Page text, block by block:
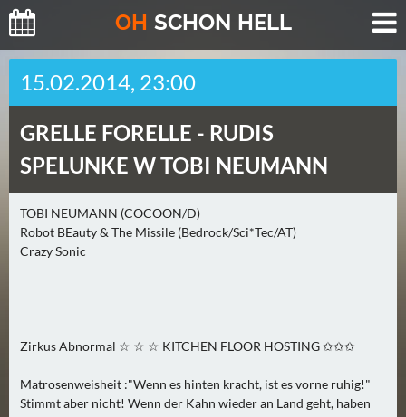
OH SCHON HELL
H
E
T
E
(
)
E
N
(
15.02.2014, 23:00
GRELLE FORELLE - RUDIS
SPELUNKE W TOBI NEUMANN
TOBI NEUMANN (COCOON/D)
Robot BEauty & The Missile (Bedrock/Sci*Tec/AT)
Crazy Sonic
Zirkus Abnormal ☆ ☆ ☆ KITCHEN FLOOR HOSTING ✩✩✩
Matrosenweisheit :"Wenn es hinten kracht, ist es vorne ruhig!"
Stimmt aber nicht! Wenn der Kahn wieder an Land geht, haben